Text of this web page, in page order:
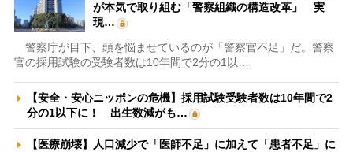
が本気で取り組む「警察組織の構造改革」 実
現…
警察庁が目下、頭を悩ませているのが「警察官不足」だ。警察
官の採用試験の受験者数は10年間で2分の1以…
【安全・安心ニッポンの危機】採用試験受験者数は10年間で2
分の1以下に！ 出生数減がも…
【医療崩壊】人口減少で「医師不足」に加えて「患者不足」に